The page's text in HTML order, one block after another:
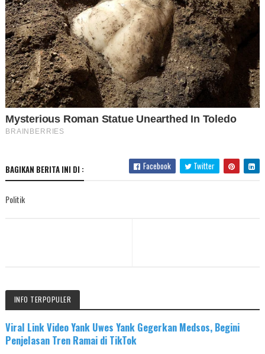
BAGIKAN BERITA INI DI : Facebook Twitter
Politik
INFO TERPOPULER
Viral Link Video Yank Uwes Yank Gegerkan Medsos, Begini
Penjelasan Tren Ramai di TikTok